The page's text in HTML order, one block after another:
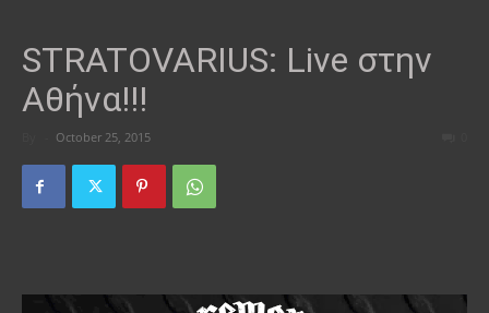
STRATOVARIUS: Live στην
Αθήνα!!!
October 25, 2015